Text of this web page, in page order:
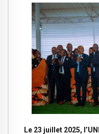
Le 23 juillet 2025,